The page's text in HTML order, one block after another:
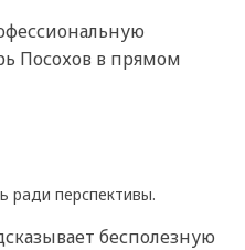
Посохов в прямом
ради перспективы.
бесполезную